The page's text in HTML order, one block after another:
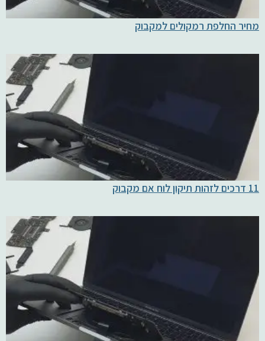
מחיר החלפת רמקולים למקבוק
11 דרכים לזהות תיקון לוח אם מקבוק